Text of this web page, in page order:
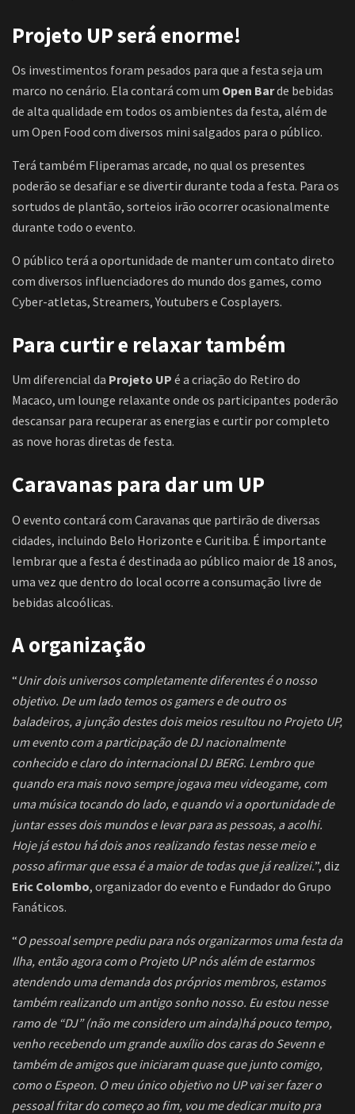
Projeto UP será enorme!
Os investimentos foram pesados para que a festa seja um
marco no cenário. Ela contará com um Open Barde bebidas
de alta qualidade em todos os ambientes da festa, além de
um Open Food com diversos mini salgados para o público.
Terá também Fliperamas arcade, no qual os presentes
poderão se desafiar e se divertir durante toda a festa. Para os
sortudos de plantão, sorteios irão ocorrer ocasionalmente
durante todo o evento.
O público terá a oportunidade de manter um contato direto
com diversos influenciadores do mundo dos games, como
Cyber-atletas, Streamers, Youtubers e Cosplayers.
Para curtir e relaxar também
Um diferencial da Projeto UP é a criação do Retiro do
Macaco, um lounge relaxante onde os participantes poderão
descansar para recuperar as energias e curtir por completo
as nove horas diretas de festa.
Caravanas para dar um UP
O evento contará com Caravanas que partirão de diversas
cidades, incluindo Belo Horizonte e Curitiba. É importante
lembrar que a festa é destinada ao público maior de 18 anos,
uma vez que dentro do local ocorre a consumação livre de
bebidas alcoólicas.
A organização
“Unir dois universos completamente diferentes é o nosso
objetivo. De um lado temos os gamers e de outro os
baladeiros, a junção destes dois meios resultou no Projeto UP,
um evento com a participação de DJ nacionalmente
conhecido e claro do internacional DJ BERG. Lembro que
quando era mais novo sempre jogava meu videogame, com
uma música tocando do lado, e quando vi a oportunidade de
juntar esses dois mundos e levar para as pessoas, a acolhi.
Hoje já estou há dois anos realizando festas nesse meio e
posso afirmar que essa é a maior de todas que já realizei.”, diz
Eric Colombo, organizador do evento e Fundador do Grupo
Fanáticos.
“O pessoal sempre pediu para nós organizarmos uma festa da
Ilha, então agora com o Projeto UP nós além de estarmos
atendendo uma demanda dos próprios membros, estamos
também realizando um antigo sonho nosso. Eu estou nesse
ramo de “DJ” (não me considero um ainda)há pouco tempo,
venho recebendo um grande auxílio dos caras do Sevenn e
também de amigos que iniciaram quase que junto comigo,
como o Espeon. O meu único objetivo no UP vai ser fazer o
pessoal fritar do começo ao fim, vou me dedicar muito pra